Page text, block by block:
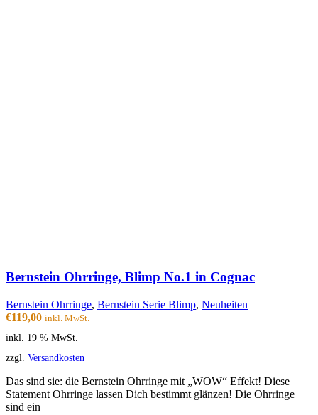
Bernstein Ohrringe, Blimp No.1 in Cognac
Bernstein Ohrringe, Bernstein Serie Blimp, Neuheiten
€119,00 inkl. MwSt.
inkl. 19 % MwSt.
zzgl. Versandkosten
Das sind sie: die Bernstein Ohrringe mit „WOW“ Effekt! Diese
Statement Ohrringe lassen Dich bestimmt glänzen! Die Ohrringe
sind ein